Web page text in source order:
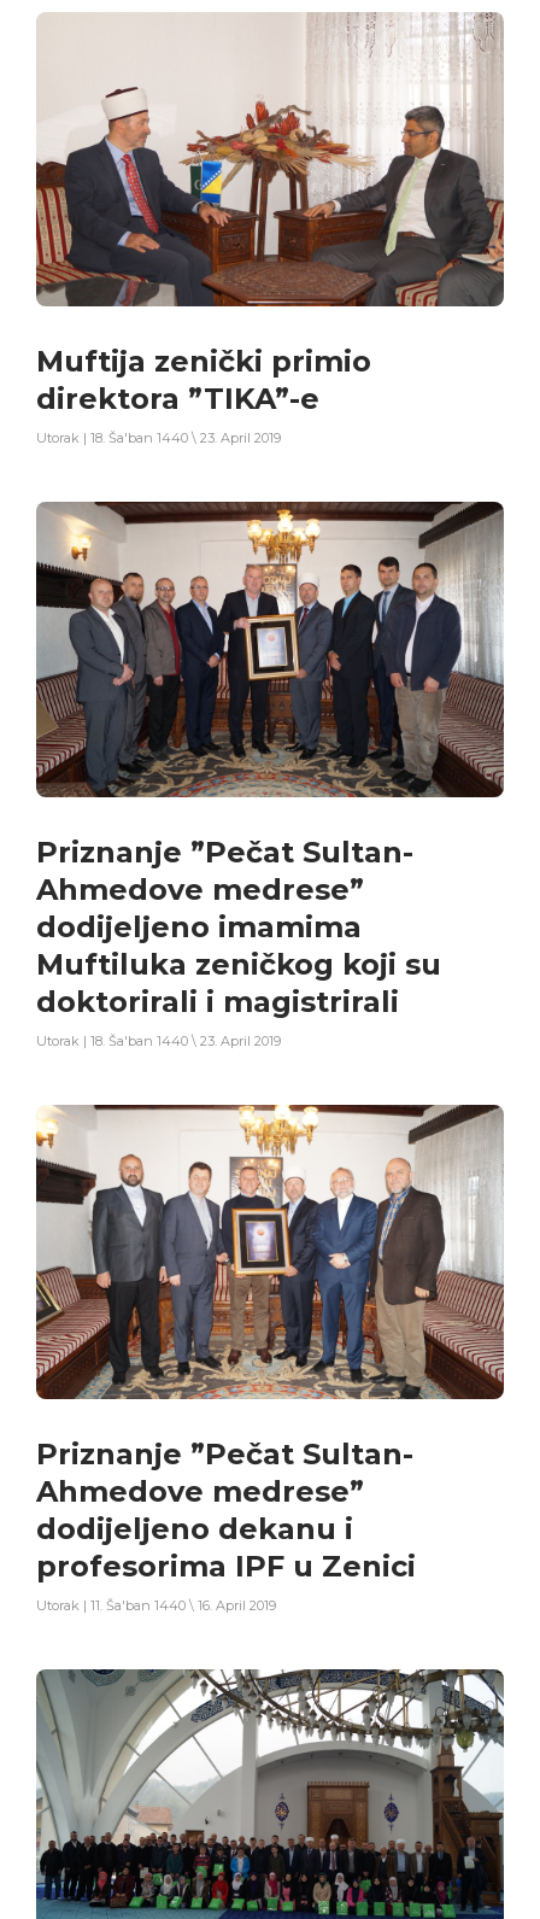
Muftija zenički primio
direktora ”TIKA”-e
Utorak | 18. Ša'ban 1440 \ 23. April 2019
Priznanje ”Pečat Sultan-
Ahmedove medrese”
dodijeljeno imamima
Muftiluka zeničkog koji su
doktorirali i magistrirali
Utorak | 18. Ša'ban 1440 \ 23. April 2019
Priznanje ”Pečat Sultan-
Ahmedove medrese”
dodijeljeno dekanu i
profesorima IPF u Zenici
Utorak | 11. Ša'ban 1440 \ 16. April 2019